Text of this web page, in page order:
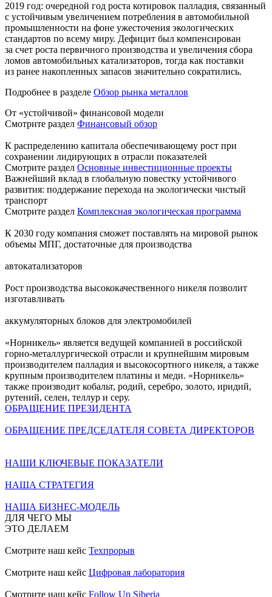
2019 год: очередной год роста котировок палладия, связанный
с устойчивым увеличением потребления в автомобильной
промышленности на фоне ужесточения экологических
стандартов по всему миру. Дефицит был компенсирован
за счет роста первичного производства и увеличения сбора
ломов автомобильных катализаторов, тогда как поставки
из ранее накопленных запасов значительно сократились.
Подробнее в разделе Обзор рынка металлов
От «устойчивой» финансовой модели
Смотрите раздел Финансовый обзор
К распределению капитала обеспечивающему рост при
сохранении лидирующих в отрасли показателей
Смотрите раздел Основные инвестиционные проекты
Важнейший вклад в глобальную повестку устойчивого
развития: поддержание перехода на экологически чистый
транспорт
Смотрите раздел Комплексная экологическая программа
К 2030 году компания сможет поставлять на мировой рынок
объемы МПГ, достаточные для производства
автокатализаторов
Рост производства высококачественного никеля позволит
изготавливать
аккумуляторных блоков для электромобилей
«Норникель» является ведущей компанией в российской
горно-металлургической отрасли и крупнейшим мировым
производителем палладия и высокосортного никеля, а также
крупным производителем платины и меди. «Норникель»
также производит кобальт, родий, серебро, золото, иридий,
рутений, селен, теллур и серу.
ОБРАЩЕНИЕ ПРЕЗИДЕНТА
ОБРАЩЕНИЕ ПРЕДСЕДАТЕЛЯ СОВЕТА ДИРЕКТОРОВ
НАШИ КЛЮЧЕВЫЕ ПОКАЗАТЕЛИ
НАША СТРАТЕГИЯ
НАША БИЗНЕС-МОДЕЛЬ
ДЛЯ ЧЕГО МЫ
ЭТО ДЕЛАЕМ
Смотрите наш кейс Техпрорыв
Смотрите наш кейс Цифровая лаборатория
Смотрите наш кейс Follow Up Siberia